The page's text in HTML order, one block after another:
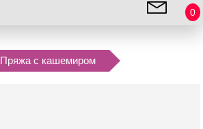
0
Пряжа с кашемиром